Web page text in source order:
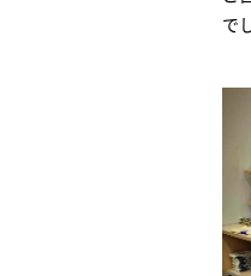
で